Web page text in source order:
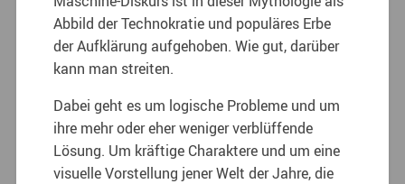
Abbild der Technokratie und populäres Erbe
der Aufklärung aufgehoben. Wie gut, darüber
kann man streiten.
Dabei geht es um logische Probleme und um
ihre mehr oder eher weniger verblüffende
Lösung. Um kräftige Charaktere und um eine
visuelle Vorstellung jener Welt der Jahre, die